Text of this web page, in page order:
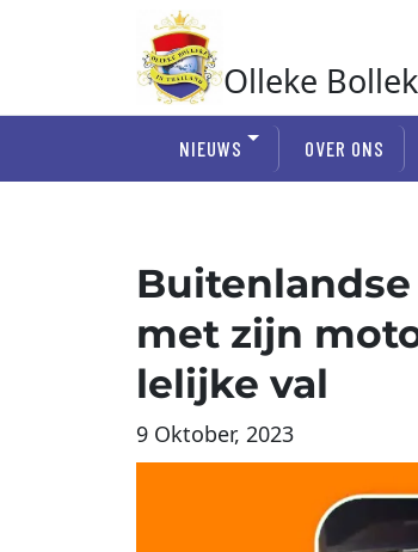
Olleke
NIEUWS OVER ONS
met zijn
lelijke val
9 Oktober, 2023